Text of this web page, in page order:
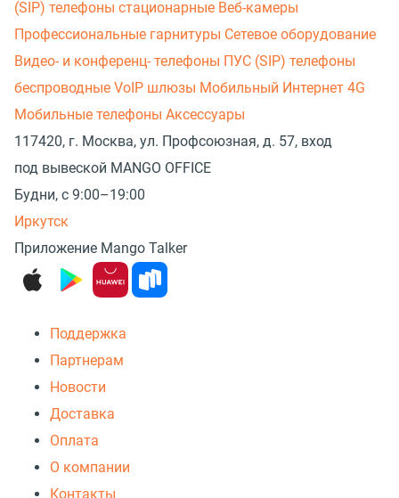
(SIP) телефоны стационарные Веб-камеры
Профессиональные гарнитуры Сетевое оборудование
Видео- и конференц- телефоны ПУС (SIP) телефоны
беспроводные VoIP шлюзы Мобильный Интернет 4G
Мобильные телефоны Аксессуары
117420, г. Москва, ул. Профсоюзная, д. 57, вход
под вывеской MANGO OFFICE
Будни, с 9:00–19:00
Иркутск
Приложение Mango Talker
Поддержка
Партнерам
Новости
Доставка
Оплата
О компании
Контакты